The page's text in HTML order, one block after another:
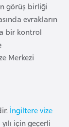
görüş birliği
evrakların
bir kontrol
Merkezi
İngiltere vize
için geçerli